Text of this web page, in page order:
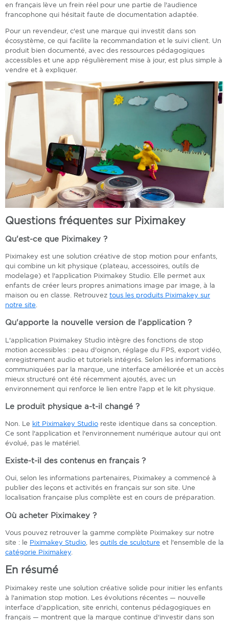
en français lève un frein réel pour une partie de l'audience
francophone qui hésitait faute de documentation adaptée.
Pour un revendeur, c'est une marque qui investit dans son
écosystème, ce qui facilite la recommandation et le suivi client. Un
produit bien documenté, avec des ressources pédagogiques
accessibles et une app régulièrement mise à jour, est plus simple à
vendre et à expliquer.
Questions fréquentes sur Piximakey
Qu'est-ce que Piximakey ?
Piximakey est une solution créative de stop motion pour enfants,
qui combine un kit physique (plateau, accessoires, outils de
modelage) et l'application Piximakey Studio. Elle permet aux
enfants de créer leurs propres animations image par image, à la
maison ou en classe. Retrouvez tous les produits Piximakey sur
notre site.
Qu'apporte la nouvelle version de l'application ?
L'application Piximakey Studio intègre des fonctions de stop
motion accessibles : peau d'oignon, réglage du FPS, export vidéo,
enregistrement audio et tutoriels intégrés. Selon les informations
communiquées par la marque, une interface améliorée et un accès
mieux structuré ont été récemment ajoutés, avec un
environnement qui renforce le lien entre l'app et le kit physique.
Le produit physique a-t-il changé ?
Non. Le kit Piximakey Studio reste identique dans sa conception.
Ce sont l'application et l'environnement numérique autour qui ont
évolué, pas le matériel.
Existe-t-il des contenus en français ?
Oui, selon les informations partenaires, Piximakey a commencé à
publier des leçons et activités en français sur son site. Une
localisation française plus complète est en cours de préparation.
Où acheter Piximakey ?
Vous pouvez retrouver la gamme complète Piximakey sur notre
site : le Piximakey Studio , les outils de sculpture et l'ensemble de la
catégorie Piximakey
En résumé
Piximakey reste une solution créative solide pour initier les enfants
à l'animation stop motion. Les évolutions récentes — nouvelle
interface d'application, site enrichi, contenus pédagogiques en
français — montrent que la marque continue d'investir dans son